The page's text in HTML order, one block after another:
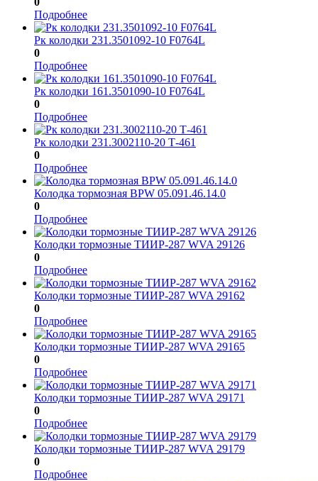
Подробнее
Рк колодки 231.3501092-10 F0764L
0
Подробнее
Рк колодки 161.3501090-10 F0764L
0
Подробнее
Рк колодки 231.3002110-20 Т-461
0
Подробнее
Колодка тормозная BPW 05.091.46.14.0
0
Подробнее
Колодки тормозные ТИИР-287 WVA 29126
0
Подробнее
Колодки тормозные ТИИР-287 WVA 29162
0
Подробнее
Колодки тормозные ТИИР-287 WVA 29165
0
Подробнее
Колодки тормозные ТИИР-287 WVA 29171
0
Подробнее
Колодки тормозные ТИИР-287 WVA 29179
0
Подробнее